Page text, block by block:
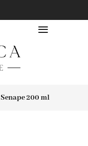
Senape 200 ml